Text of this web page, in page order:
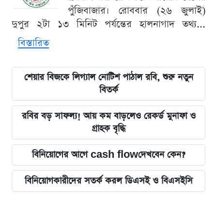
পুঁজিবাজার। রোববার (২৬ জুলাই)
দুপুর ২টা ১৩ মিনিট পর্যন্তের হালনাগাদ তথ্য...
বিস্তারিত
শেয়ার বিজকে লিগ্যাল নোটিশ পাঠাল রবি, শুরু নতুন
বিতর্ক
রবির বড় সাফল্য! আয় কম বাড়লেও রেকর্ড মুনাফা ও
গ্রাহক বৃদ্ধি
বিনিয়োগের আগে cash flowদেখবেন কেন?
বিনিয়োগকারীদের সতর্ক করল ডিএসই ও বিএসইসি